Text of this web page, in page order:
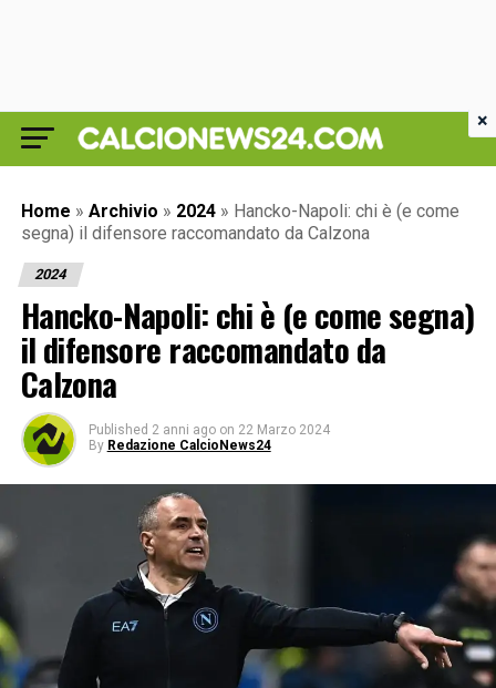
Home » Archivio » 2024 » Hancko-Napoli: chi è (e come
segna) il difensore raccomandato da Calzona
2024
Hancko-Napoli: chi è (e come segna)
il difensore raccomandato da
Calzona
Published 2 anni ago on 22 Marzo 2024
By Redazione CalcioNews24
×